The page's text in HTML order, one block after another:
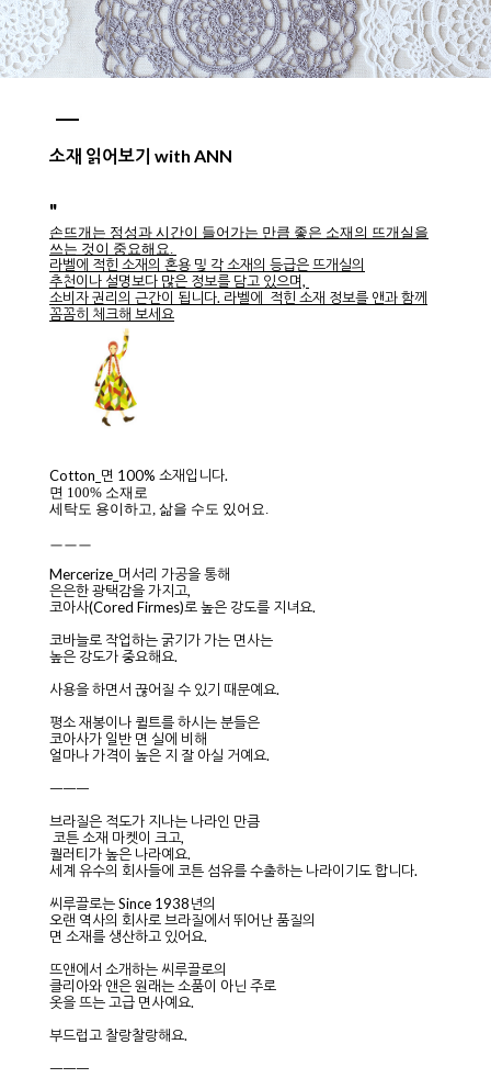
소재 읽어보기 with ANN
"
손뜨개는 정성과 시간이 들어가는 만큼 좋은 소재의 뜨개실을
쓰는 것이 중요해요.
라벨에 적힌 소재의 혼용 및 각 소재의 등급은 뜨개실의
추천이나 설명보다 많은 정보를 담고 있으며,
소비자 권리의 근간이 됩니다. 라벨에 적힌 소재 정보를 앤과 함께
꼼꼼히 체크해 보세요
Cotton_면 100% 소재입니다.
면 100% 소재로
세탁도 용이하고, 삶을 수도 있어요.
ㅡㅡㅡ
Mercerize_머서리 가공을 통해
은은한 광택감을 가지고,
코아사(Cored Firmes)로 높은 강도를 지녀요.
코바늘로 작업하는 굵기가 가는 면사는
높은 강도가 중요해요.
사용을 하면서 끊어질 수 있기 때문예요.
평소 재봉이나 퀼트를 하시는 분들은
코아사가 일반 면 실에 비해
얼마나 가격이 높은 지 잘 아실 거예요.
ㅡㅡㅡ
브라질은 적도가 지나는 나라인 만큼
코튼 소재 마켓이 크고,
퀄러티가 높은 나라예요.
세계 유수의 회사들에 코튼 섬유를 수출하는 나라이기도 합니다.
씨루끌로는 Since 1938년의
오랜 역사의 회사로 브라질에서 뛰어난 품질의
면 소재를 생산하고 있어요.
뜨앤에서 소개하는 씨루끌로의
클리아와 앤은 원래는 소품이 아닌 주로
옷을 뜨는 고급 면사예요.
부드럽고 찰랑찰랑해요.
ㅡㅡㅡ